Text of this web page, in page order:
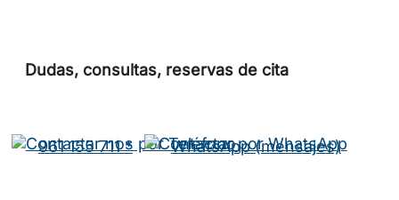
Dudas, consultas, reservas de cita
961 155 711 * WhatsApp (mensajes)